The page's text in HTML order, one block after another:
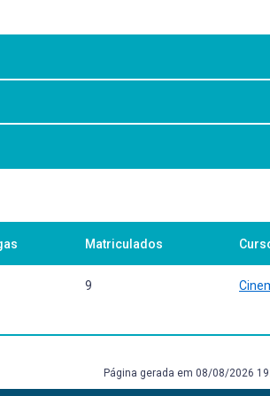
de Curso Teórico
pesquisa. 3. ed. São Paulo: Atlas, 1996. 159
metodologia. 5. ed. São Paulo: Saraiva, 2006
Matriculados
9
Página gerada em 08/08/2026